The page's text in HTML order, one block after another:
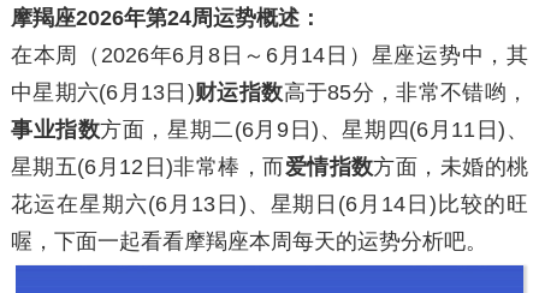
摩羯座2026年第24周运势概述：
在本周（2026年6月8日～6月14日）星座运势中，其
中星期六(6月13日)财运指数高于85分，非常不错哟，
事业指数方面，星期二(6月9日)、星期四 (6月11日)、
星期五(6月12日)非常棒，而爱情指数方面，未婚的桃
花运在星期六(6月13日)、 星期日 (6月14日)比较的旺
喔，下面一起看看摩羯座本周每天的运势分析吧。